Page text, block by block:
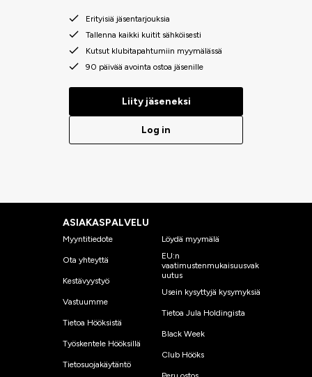
Erityisiä jäsentarjouksia
Tallenna kaikki kuitit sähköisesti
Kutsut klubitapahtumiin myymälässä
90 päivää avointa ostoa jäsenille
Liity jäseneksi
Log in
ASIAKASPALVELU
Myyntitiedote
Ota yhteyttä
Kestävyystyö
Vastuumme
Tietoa Hööksistä
Työskentele Hööksillä
Tietosuojakäytäntö
Löydä myymälä
EU:n
vaatimustenmukaisuusvak
uutus
Usein kysyttyjä kysymyksiä
Tietoa Jula Holdingista
Black Week
Club Hööks